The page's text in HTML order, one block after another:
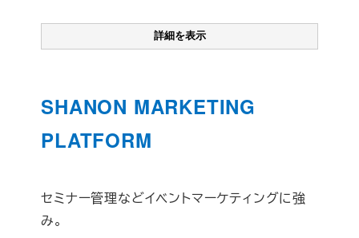
詳細を表示
SHANON MARKETING
PLATFORM
セミナー管理などイベントマーケティングに強
み。